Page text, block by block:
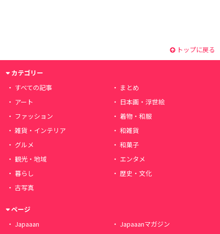
トップに戻る
カテゴリー
すべての記事
まとめ
アート
日本画・浮世絵
ファッション
着物・和服
雑貨・インテリア
和雑貨
グルメ
和菓子
観光・地域
エンタメ
暮らし
歴史・文化
古写真
ページ
Japaaan
Japaaanマガジン